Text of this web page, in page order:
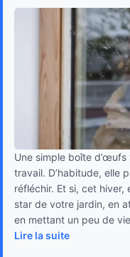
Une simple boîte
travail. D’habitude, elle
réfléchir. Et si, cet hiver,
star de votre jardin, en
en mettant un peu de
Lire la suite